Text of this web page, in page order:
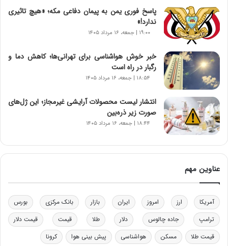
ر
ا
ن‌
و
ر
و
ب
ر
ا
ی
ت
و
ل
د
خ
و
د
ر
و
پاسخ فوری یمن به پیمان دفاعی مکه؛ «هیچ تاثیری
ندارد!»
۱۹:۰۰ | جمعه، ۱۶ مرداد ۱۴۰۵
خبر خوش هواشناسی برای تهرانی‌ها؛ کاهش دما و
رگبار در راه است
۱۸:۵۴ | جمعه، ۱۶ مرداد ۱۴۰۵
انتشار لیست محصولات آرایشی غیرمجاز؛ این ژل‌های
صورت زیر ذره‌بین
۱۸:۴۴ | جمعه، ۱۶ مرداد ۱۴۰۵
عناوین مهم
آمریکا ارز امروز ایران بازار بانک مرکزی
بورس
ترامپ
جاده چالوس دلار طلا قیمت
قیمت دلار
قیمت طلا
مسکن هواشناسی پیش بینی هوا کرونا